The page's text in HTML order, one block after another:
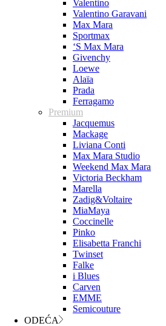
Valentino
Valentino Garavani
Max Mara
Sportmax
‘S Max Mara
Givenchy
Loewe
Alaïa
Prada
Ferragamo
Premium
Jacquemus
Mackage
Liviana Conti
Max Mara Studio
Weekend Max Mara
Victoria Beckham
Marella
Zadig&Voltaire
MiaMaya
Coccinelle
Pinko
Elisabetta Franchi
Twinset
Falke
i Blues
Carven
EMME
Semicouture
ODEĆA